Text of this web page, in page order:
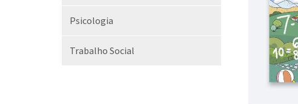
Psicologia
Trabalho Social